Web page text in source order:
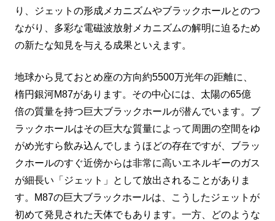
り、ジェットの形成メカニズムやブラックホールとのつ
ながり、多彩な電磁波放射メカニズムの解明に迫るため
の新たな知見を与える成果といえます。
地球から見ておとめ座の方向約5500万光年の距離に、
楕円銀河M87があります。その中心には、太陽の65億
倍の質量を持つ巨大ブラックホールが潜んでいます。ブ
ラックホールはその巨大な質量によって周囲の空間をゆ
がめ光すら飲み込んでしまうほどの存在ですが、ブラッ
クホールのすぐ近傍からは非常に高いエネルギーのガス
が細長い「ジェット」として放出されることがありま
す。M87の巨大ブラックホールは、こうしたジェットが
初めて発見された天体でもあります。一方、どのような